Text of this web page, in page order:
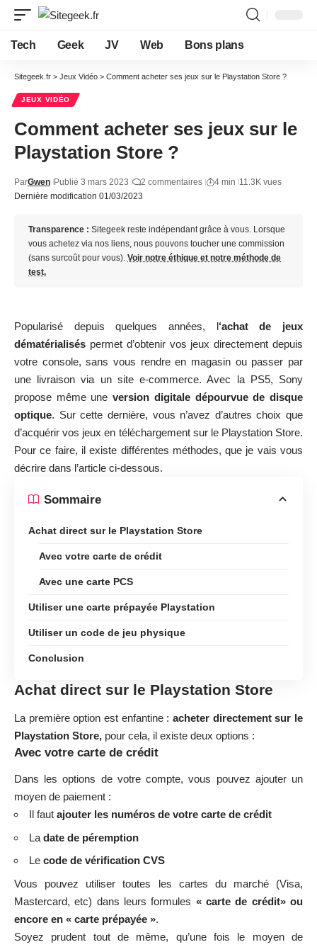
Tech Geek JV Web Bons plans
Sitegeek.fr > Jeux Vidéo > Comment acheter ses jeux sur le Playstation Store ?
JEUX VIDÉO
Comment acheter ses jeux sur le
Playstation Store ?
Dernière modification 01/03/2023
ParGwen Publié 3 mars 2023 2 commentaires 4 min 11.3K vues
Transparence : Sitegeek reste indépendant grâce à vous. Lorsque
vous achetez via nos liens, nous pouvons toucher une commission
(sans surcoût pour vous). Voir notre éthique et notre méthode de
test.
Popularisé depuis quelques années, l‘achat de jeux
dématérialisés permet d’obtenir vos jeux directement depuis
votre console, sans vous rendre en magasin ou passer par
une livraison via un site e-commerce. Avec la PS5, Sony
propose même uneversion digitale dépourvue de disque
optique. Sur cette dernière, vous n’avez d’autres choix que
d’acquérir vos jeux en téléchargement sur le Playstation Store.
Pour ce faire, il existe différentes méthodes, que je vais vous
décrire dans l’article ci-dessous.
Sommaire
Achat direct sur le Playstation Store
Avec votre carte de crédit
Avec une carte PCS
Utiliser une carte prépayée Playstation
Utiliser un code de jeu physique
Conclusion
Achat direct sur le Playstation Store
La première option est enfantine : acheter directement sur le
Playstation Store, pour cela, il existe deux options :
Avec votre carte de crédit
Dans les options de votre compte, vous pouvez ajouter un
moyen de paiement :
Il faut ajouter les numéros de votre carte de crédit
La date de péremption
Le code de vérification CVS
Vous pouvez utiliser toutes les cartes du marché (Visa,
Mastercard, etc) dans leurs formules « carte de crédit» ou
encore en « carte prépayée ».
Soyez prudent tout de même, qu’une fois le moyen de